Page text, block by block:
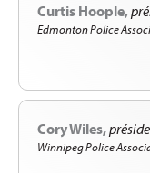
Curtis Hoople
Edmonton Police
Cory Wiles
Winnipeg Police